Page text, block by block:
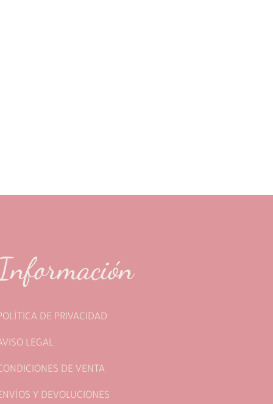
DE PRIVACIDAD
LEGAL
DE VENTA
Y DEVOLUCIONES